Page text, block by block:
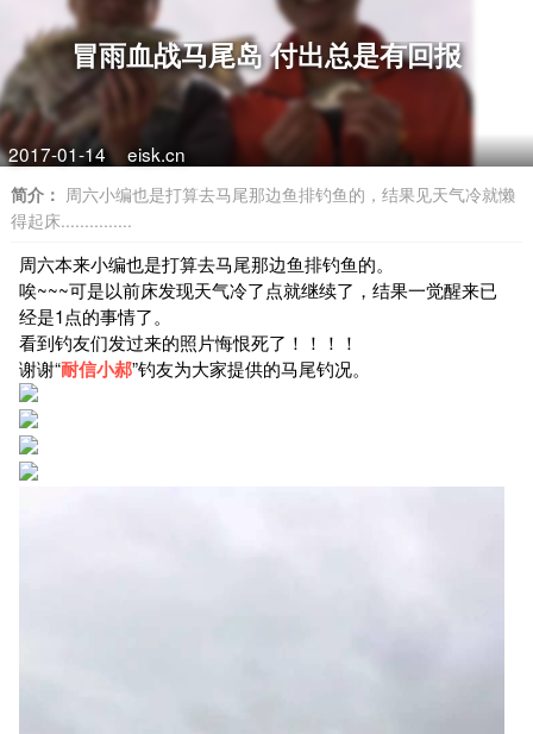
冒雨血战马尾岛 付出总是有回报
2017-01-14 eisk.cn
简介： 周六小编也是打算去马尾那边鱼排钓鱼的，结果见天气冷就懒
得起床...............
周六本来小编也是打算去马尾那边鱼排钓鱼的。
唉~~~可是以前床发现天气冷了点就继续了，结果一觉醒来已
经是1点的事情了。
看到钓友们发过来的照片悔恨死了！！！！
谢谢“耐信小郝”钓友为大家提供的马尾钓况。